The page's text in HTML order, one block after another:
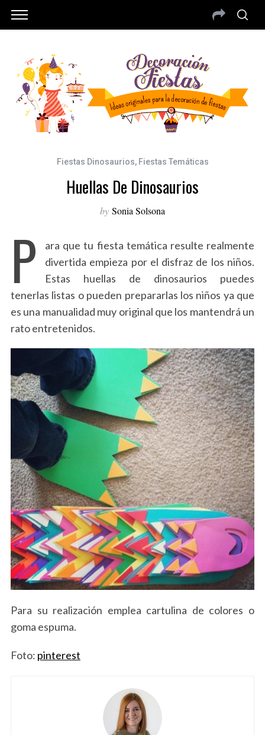
Fiestas Dinosaurios, Fiestas Temáticas
Huellas De Dinosaurios
by Sonia Solsona
P
ara que tu fiesta temática resulte realmente
divertida empieza por el disfraz de los niños.
Estas huellas de dinosaurios puedes
tenerlas listas o pueden prepararlas los niños ya que
es una manualidad muy original que los mantendrá un
rato entretenidos.
Para su realización emplea cartulina de colores o
goma espuma.
Foto: pinterest